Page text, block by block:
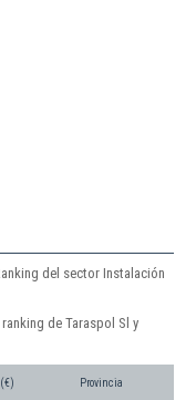
del sector Instalación
de Taraspol Sl y
Provincia